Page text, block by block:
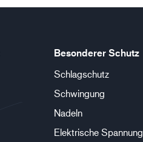
Besonderer Schutz
Schlagschutz
Schwingung
Nadeln
Elektrische Spannung